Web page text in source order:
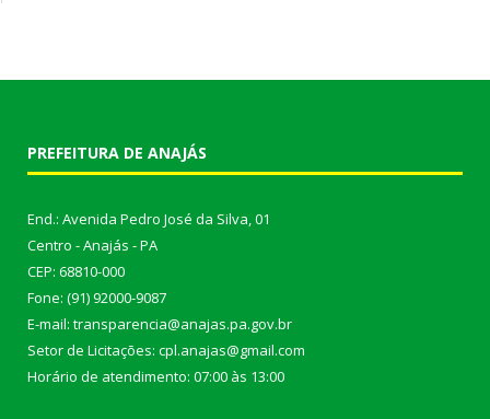
PREFEITURA DE ANAJÁS
End.: Avenida Pedro José da Silva, 01
Centro - Anajás - PA
CEP: 68810-000
Fone: (91) 92000-9087
E-mail: transparencia@anajas.pa.gov.br
Setor de Licitações: cpl.anajas@gmail.com
Horário de atendimento: 07:00 às 13:00